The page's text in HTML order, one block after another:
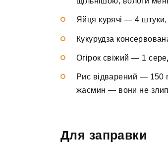
Яйця курячі — 4 штуки,
Кукурудза
Огірок свіжий — 1
Рис відварений — 150
жасмин — вони не
Для заправки